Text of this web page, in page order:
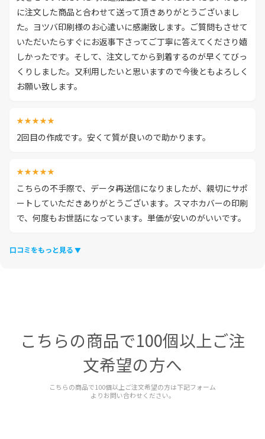
に注文した商品と合わせて送って頂きありがとうございまし
た。ヨツバ印刷様のお心遣いに感謝致します。ご質問もさせて
いただいたらすぐにお返事下さってご丁寧に答えてくださり嬉
しかったです。そして、注文してから到着するのが早くてびっ
くりしました。又利用したいと思いますので今後ともよろしく
お願い致します。
★★★★★
2回目の作成です。安くて質が良いので助かります。
★★★★★
こちらの不手際で、データ再送信になりましたが、親切にサポ
ートしていただきありがとうございます。スマホカバーの印刷
で、何度もお世話になっています。単価が安いのがいいです。
口コミをもっと見る
こちらの商品で100個以上ご注
文希望の方へ
こちらの商品で100個以上ご注文希望の方は下記フォーム
よりお問い合わせください。